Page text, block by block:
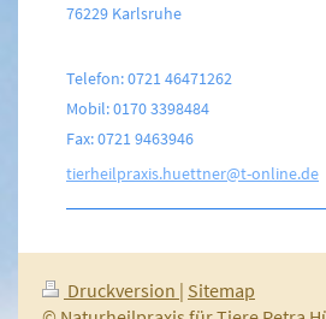
76229 Karlsruhe
Telefon: 0721 46471262
Mobil: 0170 3398484
Fax: 0721 9463946
tierheilpraxis.huettner@t-online.de
Druckversion | Sitemap